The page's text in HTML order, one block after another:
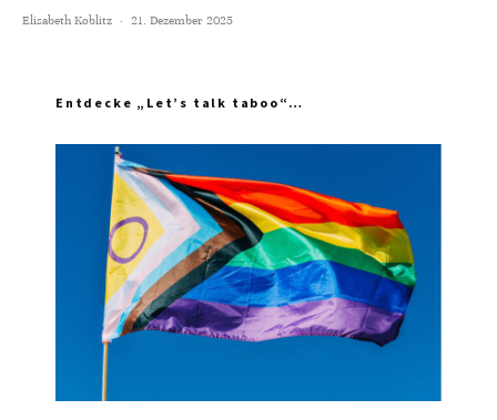
Elisabeth Koblitz · 21. Dezember 2025
Entdecke „Let’s talk taboo“…